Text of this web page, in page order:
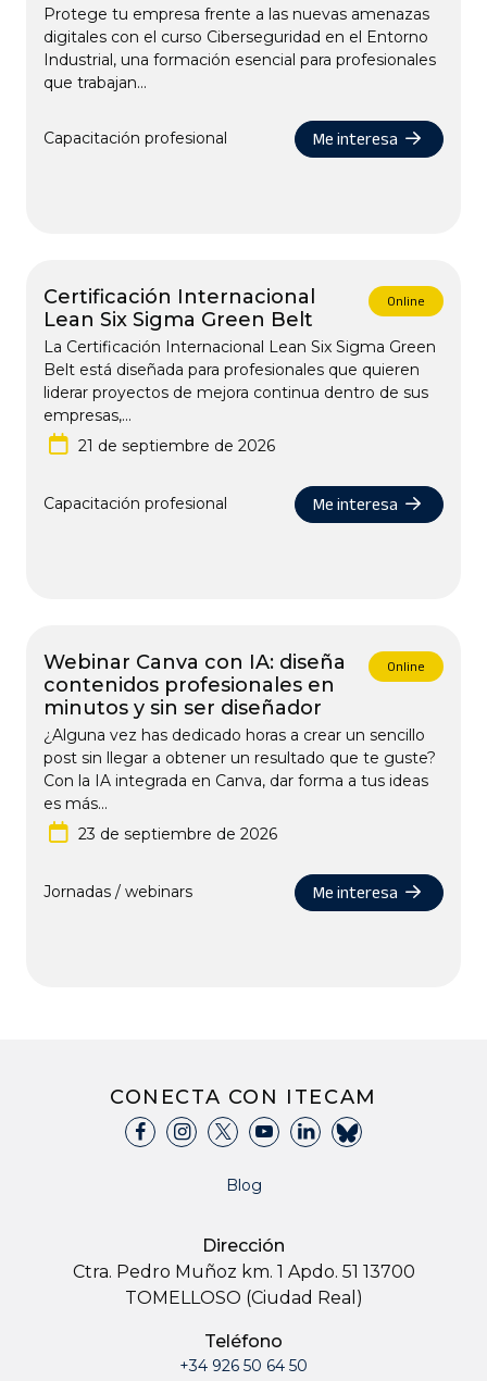
Protege tu empresa frente a las nuevas amenazas
digitales con el curso Ciberseguridad en el Entorno
Industrial, una formación esencial para profesionales
que trabajan...
Capacitación profesional Me interesa
Certificación Internacional
Lean Six Sigma Green Belt
Online
La Certificación Internacional Lean Six Sigma Green
Belt está diseñada para profesionales que quieren
liderar proyectos de mejora continua dentro de sus
empresas,...
21 de septiembre de 2026
Capacitación profesional Me interesa
Webinar Canva con IA: diseña
contenidos profesionales en
minutos y sin ser diseñador
Online
¿Alguna vez has dedicado horas a crear un sencillo
post sin llegar a obtener un resultado que te guste?
Con la IA integrada en Canva, dar forma a tus ideas
es más...
23 de septiembre de 2026
Jornadas / webinars Me interesa
CONECTA CON ITECAM
Blog
Dirección
Ctra. Pedro Muñoz km. 1 Apdo. 51 13700
TOMELLOSO (Ciudad Real)
Teléfono
+34 926 50 64 50